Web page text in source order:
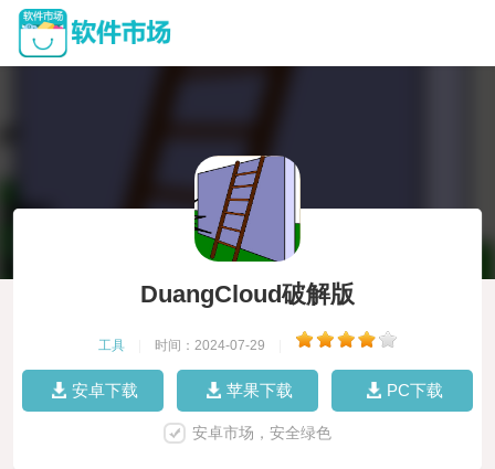
DuangCloud破解版
工具 时间：2024-07-29
安卓下载 苹果下载 PC下载
安卓市场，安全绿色